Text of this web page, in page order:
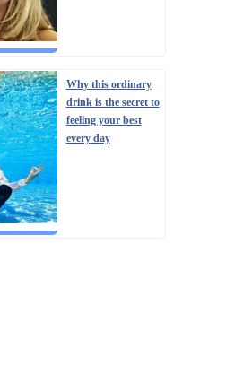
Why this ordinary
drink is the secret to
feeling your best
every day